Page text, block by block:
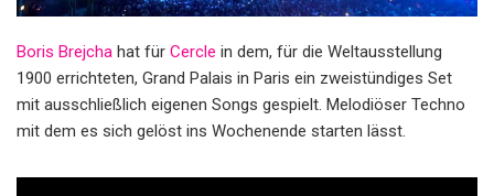
Boris Brejcha hat für Cercle in dem, für die Weltausstellung
1900 errichteten, Grand Palais in Paris ein zweistündiges Set
mit ausschließlich eigenen Songs gespielt. Melodiöser Techno
mit dem es sich gelöst ins Wochenende starten lässt.